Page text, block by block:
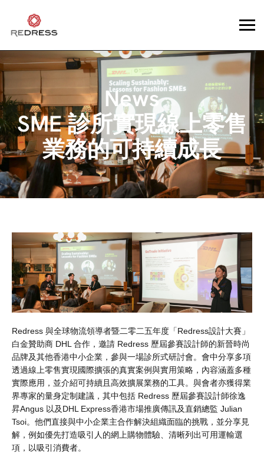
News
SME 診所實現線上零售
業務的可持續成長
Redress 與全球物流領導者暨二零二五年度「Redress設計大賽」
白金贊助商 DHL 合作，邀請 Redress 歷屆參賽設計師的新晉時尚
品牌及其他香港中小企業，參與一場診所式研討會。會中分享多項
透過線上零售實現國際擴張的真實案例與實用策略，內容涵蓋多種
實際應用，並介紹可持續且高效擴展業務的工具。與會者亦獲得業
界專家的量身定制建議，其中包括 Redress 歷屆參賽設計師徐逸
昇Angus 以及DHL Express香港市場推廣傳訊及直銷總監 Julian
Tsoi。他們直接與中小企業主合作解決組織面臨的挑戰，並分享見
解，例如優先打造吸引人的網上購物體驗、清晰列出可用運輸選
項，以吸引消費者。